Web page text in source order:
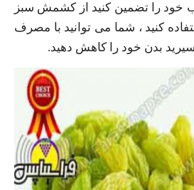
خود را تضمین کنید از کشمش سبز
کنید ، شما می توانید با مصرف
بدن خود را کاهش دهید.